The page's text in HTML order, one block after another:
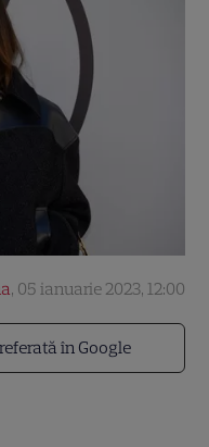
în Google
, 05 ianuarie 2023, 12:00